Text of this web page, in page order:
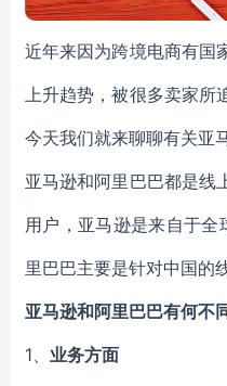
近年来因为跨境电商有国
上升趋势，被很多卖家所
今天我们就来聊聊有关亚
亚马逊和阿里巴巴都是线
用户，亚马逊是来自于
里巴巴主要是针对中国的
亚马逊和阿里巴巴有何不
1、 业务方面